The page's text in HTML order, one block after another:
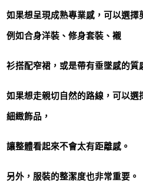
如果想呈現成熟專業感，可以選擇
例如合身洋裝、修身套裝、襯
衫搭配窄裙，或是帶有垂墜感的質
如果想走親切自然的路線，可以
細緻飾品，
讓整體看起來不會太有距離感。
另外，服裝的整潔度也非常重要。